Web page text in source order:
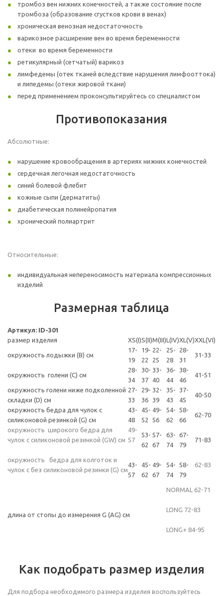
тромбоз вен нижних конечностей, а также состояние после
тромбоза (образование сгустков крови в венах)
хроническая венозная недостаточность
варикозное расширение вен во время беременности
отеки во время беременности
ретикулярный (сетчатый) варикоз
лимфедемы (отек тканей вследствие нарушения лимфооттока)
и липедемы (отеки жировой ткани)
перед применением проконсультируйтесь со специалистом
Противопоказания
Абсолютные:
нарушение кровообращения в артериях нижних конечностей
сердечная легочная недостаточность
синий болевой флебит
кожные сыпи (дерматиты)
диабетическая полинейропатия
хронический полиартрит
Относительные:
индивидуальная непереносимость материала компрессионных
изделий
Размерная таблица
Артикул: ID-301
размер изделия
XS(I)S(II)M(III)L(IV)XL(V)XXL(VI)
окружность лодыжки (B) см
17-
19
19-
22
22-
25
25-
28
28-
31
31-33
окружность голени (C) см
28-
34
30-
37
33-
40
36-
44
38-
46
41-51
окружность голени ниже подколенной
складки (D) см
27-
33
29-
36
32-
39
35-
43
37-
45
40-50
окружность бедра для чулок с
силиконовой резинкой (G) см
43-
48
45-
52
49-
56
54-
62
58-
66
62-70
окружность широкого бедра для
чулок с силиконовой резинкой (GW) см
49-
57
53-
62
57-
67
63-
74
67-
79
71-83
окружность бедра для колготок и
чулок с без силиконовой резинки (G) см
43-
57
45-
62
49-
67
54-
74
58-
79
62-83
длина от стопы до измерения G (AG) см
NORMAL 62-71
LONG 72-83
LONG+ 84-95
Как подобрать размер изделия
Для подбора необходимого размера изделия воспользуйтесь